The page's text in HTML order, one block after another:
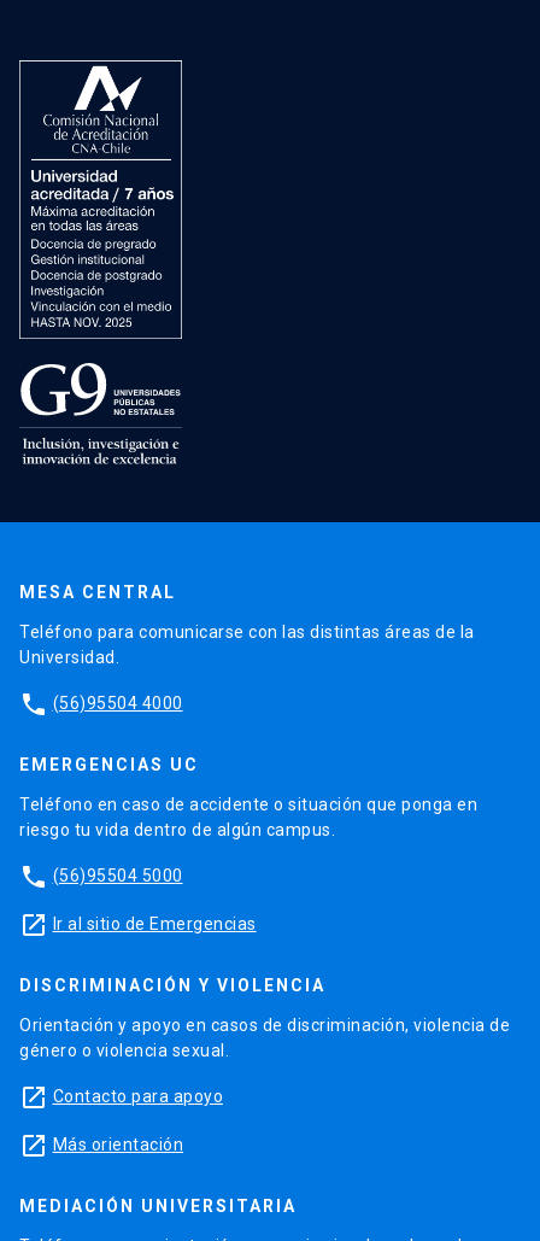
MESA CENTRAL
Teléfono para comunicarse con las distintas áreas de la
Universidad.
phone (56)95504 4000
EMERGENCIAS UC
Teléfono en caso de accidente o situación que ponga en
riesgo tu vida dentro de algún campus.
phone (56)95504 5000
launch Ir al sitio de Emergencias
DISCRIMINACIÓN Y VIOLENCIA
Orientación y apoyo en casos de discriminación, violencia de
género o violencia sexual.
launch Contacto para apoyo
launch Más orientación
MEDIACIÓN UNIVERSITARIA